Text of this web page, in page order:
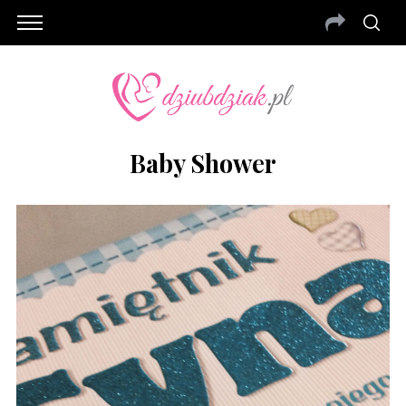
Baby Shower
S
e